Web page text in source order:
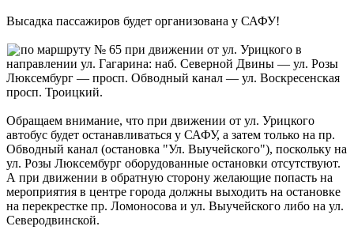
Высадка пассажиров будет организована у САФУ!
по маршруту № 65 при движении от ул. Урицкого в
направлении ул. Гагарина: наб. Северной Двины — ул. Розы
Люксембург — просп. Обводный канал — ул. Воскресенская
просп. Троицкий.
Обращаем внимание, что при движении от ул. Урицкого
автобус будет останавливаться у САФУ, а затем только на пр.
Обводный канал (остановка "Ул. Выучейского"), поскольку на
ул. Розы Люксембург оборудованные остановки отсутствуют.
А при движении в обратную сторону желающие попасть на
мероприятия в центре города должны выходить на остановке
на перекрестке пр. Ломоносова и ул. Выучейского либо на ул.
Северодвинской.